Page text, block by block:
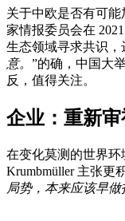
关于中欧是否有可能
家情报委员会在
生态领域寻求共识
意。 ”的确，中国大
反，值得关注。
企业：重新
在变化莫测的世界环
Krumbmüller 主张更
局势，本来应该早做